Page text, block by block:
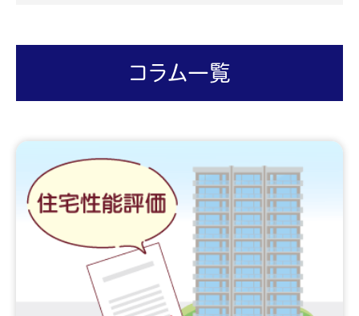
コラム一覧